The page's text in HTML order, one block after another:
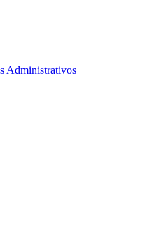
Administrativos